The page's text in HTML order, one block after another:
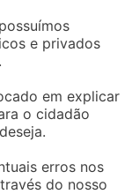
e privados
em explicar
o cidadão
erros nos
do nosso